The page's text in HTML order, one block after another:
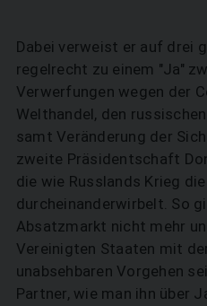
Dabei verweist er auf drei
regelrecht zu einem "Ja"
Verwerfungen wegen der
Welthandel, den
samt Veränderung der
zweite Präsidentschaft
die wie Russlands Krieg
durcheinanderwirbelt. So
Absatzmarkt nicht mehr
Vereinigten Staaten mit
unabsehbaren Vorgehen
Partner, wie man ihn über